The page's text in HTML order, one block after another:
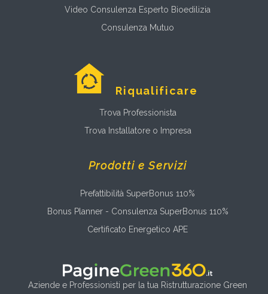
Video Consulenza Esperto Bioedilizia
Consulenza Mutuo
Riqualificare
Trova Professionista
Trova Installatore o Impresa
Prodotti e Servizi
Prefattibilità SuperBonus 110%
Bonus Planner - Consulenza SuperBonus 110%
Certificato Energetico APE
Aziende e Professionisti per la tua Ristrutturazione Green